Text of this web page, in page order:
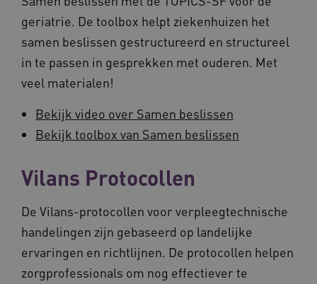
geriatrie. De toolbox helpt ziekenhuizen het
samen beslissen gestructureerd en structureel
in te passen in gesprekken met ouderen. Met
veel materialen!
Bekijk video over Samen beslissen
Bekijk toolbox van Samen beslissen
Vilans Protocollen
De Vilans-protocollen voor verpleegtechnische
handelingen zijn gebaseerd op landelijke
ervaringen en richtlijnen. De protocollen helpen
zorgprofessionals om nog effectiever te